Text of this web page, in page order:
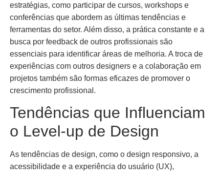
estratégias, como participar de cursos, workshops e
conferências que abordem as últimas tendências e
ferramentas do setor. Além disso, a prática constante e a
busca por feedback de outros profissionais são
essenciais para identificar áreas de melhoria. A troca de
experiências com outros designers e a colaboração em
projetos também são formas eficazes de promover o
crescimento profissional.
Tendências que Influenciam
o Level-up de Design
As tendências de design, como o design responsivo, a
acessibilidade e a experiência do usuário (UX),